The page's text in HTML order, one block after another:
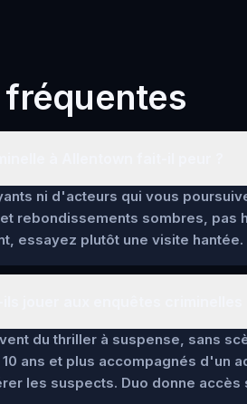
ni d'acteurs qui vous
rebondissements sombres, pas
essayez plutôt une visite hantée.
du thriller à suspense, sans
ans et plus accompagnés d'un
les suspects. Duo donne